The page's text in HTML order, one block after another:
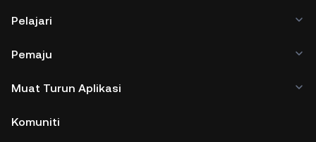
Pelajari
Pemaju
Muat Turun Aplikasi
Komuniti